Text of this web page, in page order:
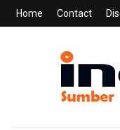
Home Contact